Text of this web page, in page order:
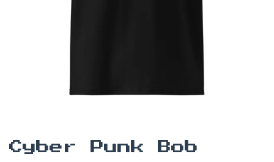
Cyber Punk Bob